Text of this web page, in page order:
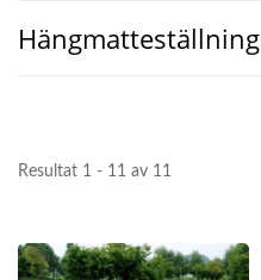
Hängmatteställning
Resultat 1 - 11 av 11